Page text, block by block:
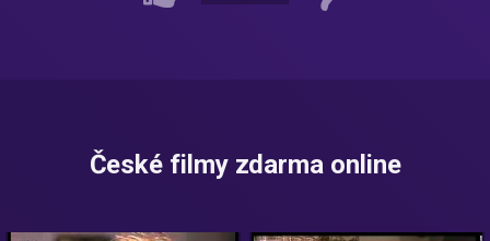
České filmy zdarma online